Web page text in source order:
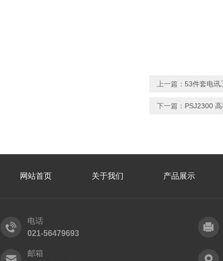
上一篇： 53件套电讯
下一篇： PSJ2300
网站首页 关于我们 产品展示
电话
021-56479693
邮箱